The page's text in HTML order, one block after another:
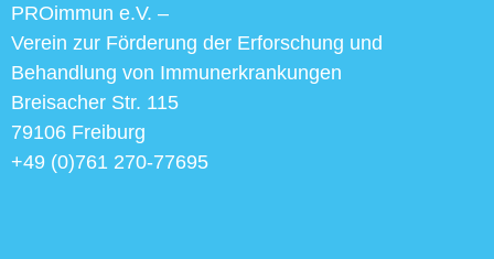
PROimmun e.V. –
Verein zur Förderung der Erforschung und
Behandlung von Immunerkrankungen
Breisacher Str. 115
79106 Freiburg
+49 (0)761 270-77695